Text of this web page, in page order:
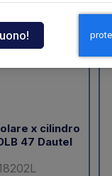
x cilindro
47 Dautel